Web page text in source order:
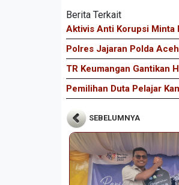
Berita Terkait
Aktivis Anti Korupsi Minta
Polres Jajaran Polda
TR Keumangan Gantikan
Pemilihan Duta Pelajar
SEBELUMNYA